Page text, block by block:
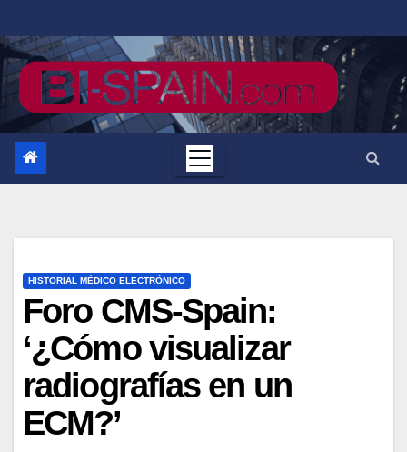
al
contenido
HISTORIAL MÉDICO ELECTRÓNICO
Foro CMS-Spain:
‘¿Cómo visualizar
radiografías en un
ECM?’